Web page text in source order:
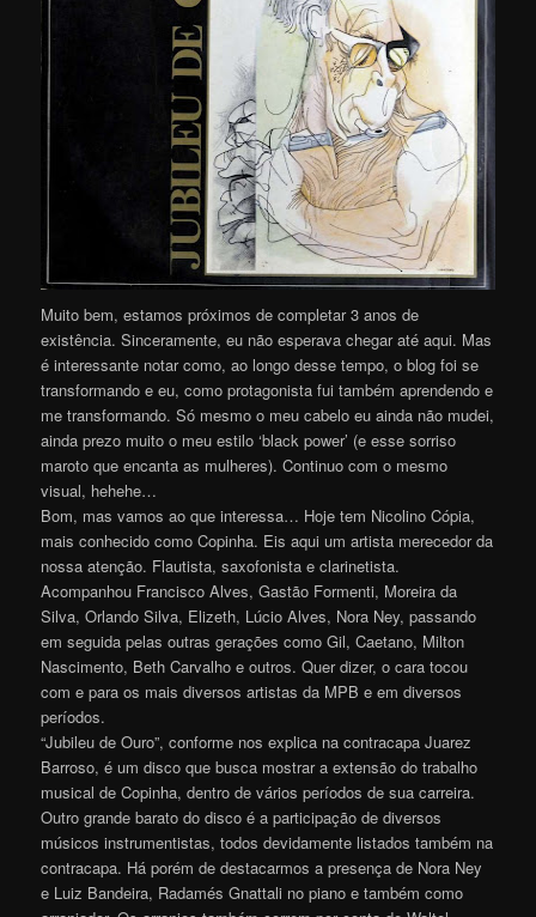
Muito bem, estamos próximos de completar 3 anos de
existência. Sinceramente, eu não esperava chegar até aqui. Mas
é interessante notar como, ao longo desse tempo, o blog foi se
transformando e eu, como protagonista fui também aprendendo e
me transformando. Só mesmo o meu cabelo eu ainda não mudei,
ainda prezo muito o meu estilo ‘black power’ (e esse sorriso
maroto que encanta as mulheres). Continuo com o mesmo
visual, hehehe…
Bom, mas vamos ao que interessa… Hoje tem Nicolino Cópia,
mais conhecido como Copinha. Eis aqui um artista merecedor da
nossa atenção. Flautista, saxofonista e clarinetista.
Acompanhou Francisco Alves, Gastão Formenti, Moreira da
Silva, Orlando Silva, Elizeth, Lúcio Alves, Nora Ney, passando
em seguida pelas outras gerações como Gil, Caetano, Milton
Nascimento, Beth Carvalho e outros. Quer dizer, o cara tocou
com e para os mais diversos artistas da MPB e em diversos
períodos.
“Jubileu de Ouro”, conforme nos explica na contracapa Juarez
Barroso, é um disco que busca mostrar a extensão do trabalho
musical de Copinha, dentro de vários períodos de sua carreira.
Outro grande barato do disco é a participação de diversos
músicos instrumentistas, todos devidamente listados também na
contracapa. Há porém de destacarmos a presença de Nora Ney
e Luiz Bandeira, Radamés Gnattali no piano e também como